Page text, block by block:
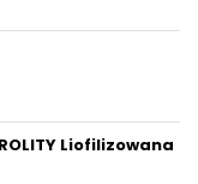
Liofilizowana